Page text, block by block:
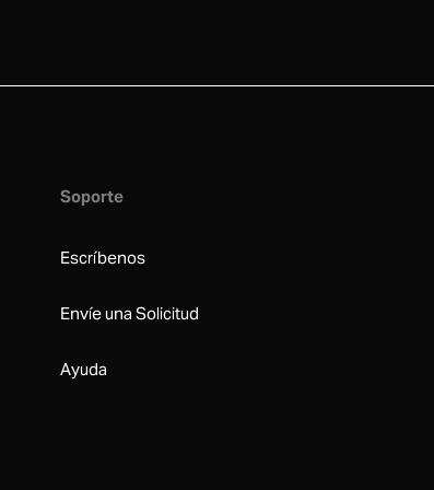
Soporte
Escríbenos
Envíe una Solicitud
Ayuda